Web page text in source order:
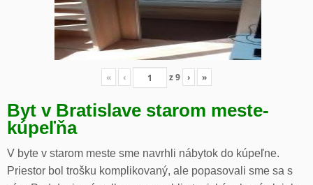
« ‹ z9 › »
Byt v Bratislave starom meste-
kúpeľňa
V byte v starom meste sme navrhli nábytok do kúpeľne.
Priestor bol trošku komplikovaný, ale popasovali sme sa s